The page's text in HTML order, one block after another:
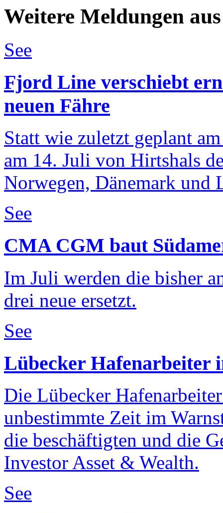
Weitere Meldungen aus
See
Fjord Line verschiebt
neuen Fähre
Statt wie zuletzt geplant
am 14. Juli von Hirtshals
Norwegen, Dänemark und
See
CMA CGM baut
Im Juli werden die bisher
drei neue ersetzt.
See
Lübecker Hafenarbeiter
Die Lübecker
unbestimmte Zeit im
die beschäftigten und die
Investor Asset & Wealth.
See